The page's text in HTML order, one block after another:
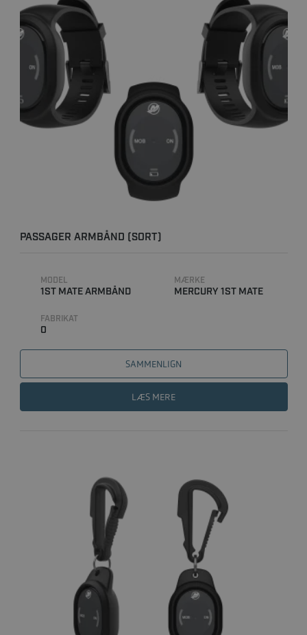
PASSAGER ARMBÅND (SORT)
MODEL
1ST MATE ARMBÅND
MÆRKE
MERCURY 1ST MATE
FABRIKAT
0
SAMMENLIGN
LÆS MERE